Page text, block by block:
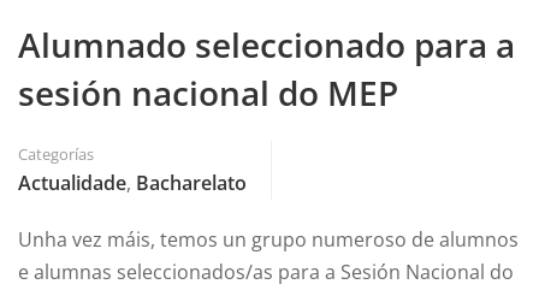
Alumnado seleccionado para a
sesión nacional do MEP
Categorías
Actualidade, Bacharelato
Unha vez máis, temos un grupo numeroso de alumnos
e alumnas seleccionados/as para a Sesión Nacional do